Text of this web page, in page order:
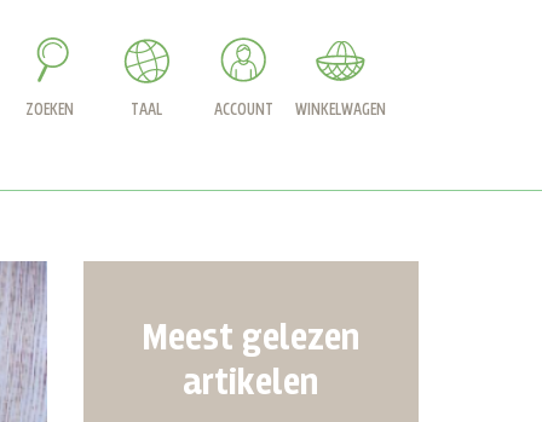
ZOEKEN TAAL ACCOUNT WINKELWAGEN
Meest gelezen
artikelen